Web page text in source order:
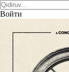
Войти